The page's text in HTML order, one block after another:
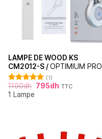
LAMPE DE WOOD KS
CM2012-S /OPTIMIUM PRO
Note5.00
sur 5
(1)
1100dh 795dh TTC
1 Lampe